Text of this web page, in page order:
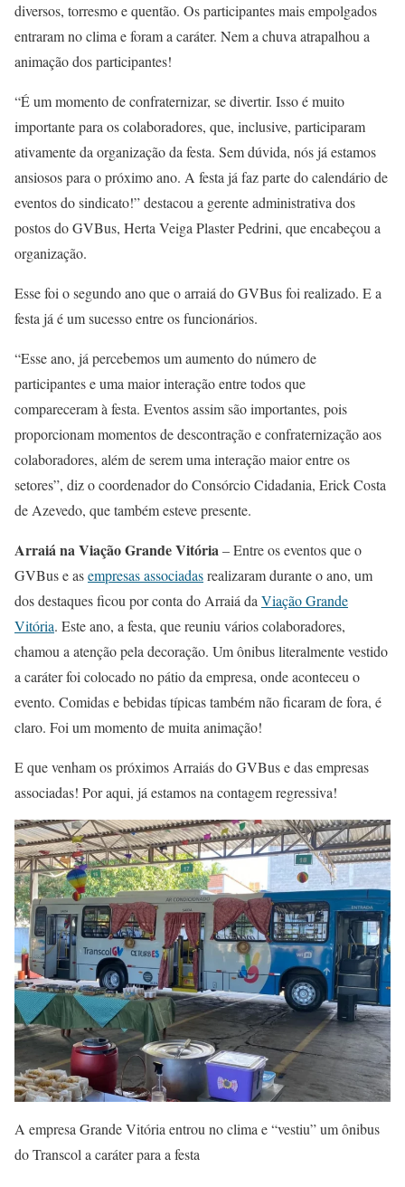
diversos, torresmo e quentão. Os participantes mais empolgados
entraram no clima e foram a caráter. Nem a chuva atrapalhou a
animação dos participantes!
“É um momento de confraternizar, se divertir. Isso é muito
importante para os colaboradores, que, inclusive, participaram
ativamente da organização da festa. Sem dúvida, nós já estamos
ansiosos para o próximo ano. A festa já faz parte do calendário de
eventos do sindicato!” destacou a gerente administrativa dos
postos do GVBus, Herta Veiga Plaster Pedrini, que encabeçou a
organização.
Esse foi o segundo ano que o arraiá do GVBus foi realizado. E a
festa já é um sucesso entre os funcionários.
“Esse ano, já percebemos um aumento do número de
participantes e uma maior interação entre todos que
compareceram à festa. Eventos assim são importantes, pois
proporcionam momentos de descontração e confraternização aos
colaboradores, além de serem uma interação maior entre os
setores”, diz o coordenador do Consórcio Cidadania, Erick Costa
de Azevedo, que também esteve presente.
Arraiá na Viação Grande Vitória– Entre os eventos que o
GVBus e asempresas associadasrealizaram durante o ano, um
dos destaques ficou por conta do Arraiá da Viação Grande
Vitória. Este ano, a festa, que reuniu vários colaboradores,
chamou a atenção pela decoração. Um ônibus literalmente vestido
a caráter foi colocado no pátio da empresa, onde aconteceu o
evento. Comidas e bebidas típicas também não ficaram de fora, é
claro. Foi um momento de muita animação!
E que venham os próximos Arraiás do GVBus e das empresas
associadas! Por aqui, já estamos na contagem regressiva!
A empresa Grande Vitória entrou no clima e “vestiu” um ônibus
do Transcol a caráter para a festa